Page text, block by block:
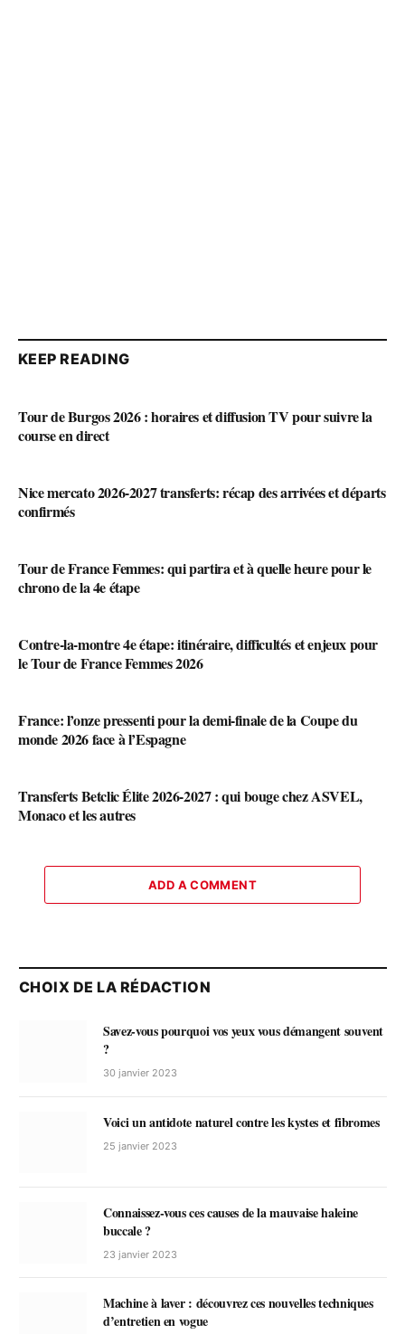
KEEP READING
Tour de Burgos 2026 : horaires et diffusion TV pour suivre la
course en direct
Nice mercato 2026-2027 transferts: récap des arrivées et départs
confirmés
Tour de France Femmes: qui partira et à quelle heure pour le
chrono de la 4e étape
Contre-la-montre 4e étape: itinéraire, difficultés et enjeux pour
le Tour de France Femmes 2026
France: l’onze pressenti pour la demi-finale de la Coupe du
monde 2026 face à l’Espagne
Transferts Betclic Élite 2026-2027 : qui bouge chez ASVEL,
Monaco et les autres
ADD A COMMENT
CHOIX DE LA RÉDACTION
Savez-vous pourquoi vos yeux vous démangent souvent
?
30 janvier 2023
Voici un antidote naturel contre les kystes et fibromes
25 janvier 2023
Connaissez-vous ces causes de la mauvaise haleine
buccale ?
23 janvier 2023
Machine à laver : découvrez ces nouvelles techniques
d’entretien en vogue